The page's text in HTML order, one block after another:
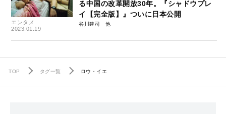
エンタメ
2023.01.19
る中国の改革開放30年。『シャドウプレ
イ【完全版】』ついに日本公開
谷川建司
TOP タグ一覧 ロウ・イエ